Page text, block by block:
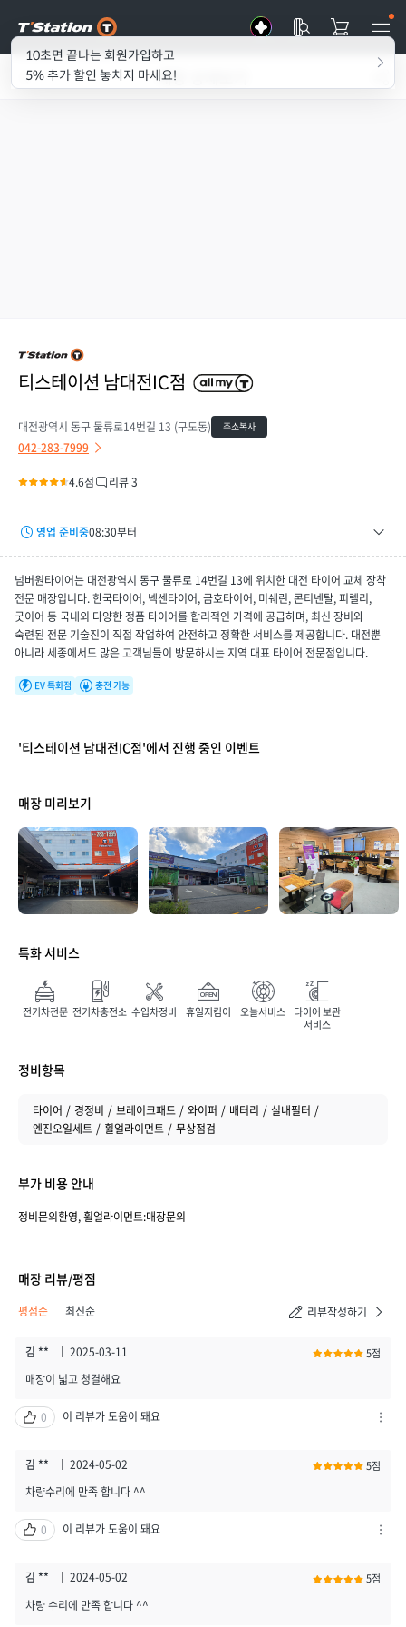
10초면 끝나는 회원가입하고
5% 추가 할인 놓치지 마세요!매장 상세보기
티스테이션 남대전IC점
대전광역시 동구 물류로14번길 13 (구도동) 주소복사
042-283-7999
4.6점 리뷰 3
영업 준비중08:30부터
토요일
08:30 ~ 16:00
휴무일
08/09(일), 08/16(일), 08/17(월), 08/23(일), 08/30(일)
넘버원타이어는 대전광역시 동구 물류로 14번길 13에 위치한 대전 타이어 교체 장착
전문 매장입니다. 한국타이어, 넥센타이어, 금호타이어, 미쉐린, 콘티넨탈, 피렐리,
굿이어 등 국내외 다양한 정품 타이어를 합리적인 가격에 공급하며, 최신 장비와
숙련된 전문 기술진이 직접 작업하여 안전하고 정확한 서비스를 제공합니다. 대전뿐
아니라 세종에서도 많은 고객님들이 방문하시는 지역 대표 타이어 전문점입니다.
EV 특화점 충전 가능
'티스테이션 남대전IC점'에서 진행 중인 이벤트
매장 미리보기
특화 서비스
전기차전문 전기차충전소 수입차정비 휴일지킴이 오늘서비스 타이어 보관
서비스
정비항목
타이어 경정비 브레이크패드 와이퍼 배터리
실내필터
엔진오일세트
휠얼라이먼트 무상점검
부가 비용 안내
정비문의환영, 휠얼라이먼트:매장문의
매장 리뷰/평점
평점순 최신순 리뷰작성하기
김 ** 2025-03-11 5점
매장이 넓고 청결해요
0 이 리뷰가 도움이 돼요
차
고
김 ** 2024-05-02 5점
차량수리에 만족 합니다 ^^
0 이 리뷰가 도움이 돼요
차
김 ** 2024-05-02 5점
차량 수리에 만족 합니다 ^^
매장 만족도